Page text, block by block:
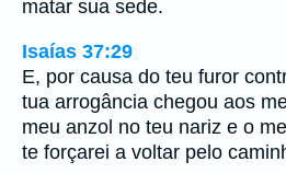
matar sua sede.
Isaías 37:29
E, por causa do teu furor
tua arrogância chegou aos
meu anzol no teu nariz e o
te forçarei a voltar pelo